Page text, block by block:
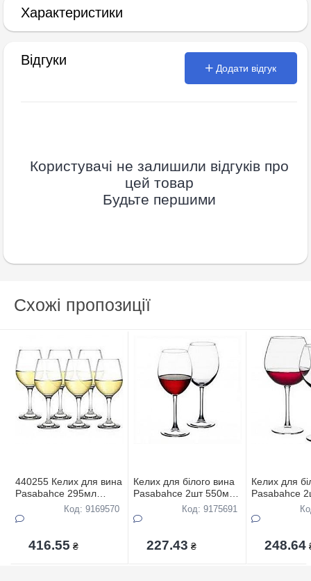
Характеристики
Відгуки
Додати відгук
Користувачі не залишили відгуків про
цей товар
Будьте першими
Схожі пропозиції
440255 Келих для вина
Pasabahce 295мл
Код: 9169570
416.55 ₴
Келих для білого вина
Pasabahce 2шт 550мл
Enoteca 44228Код: 9175691
227.43 ₴
Келих для
Pasabahce
Enoteca
248.64